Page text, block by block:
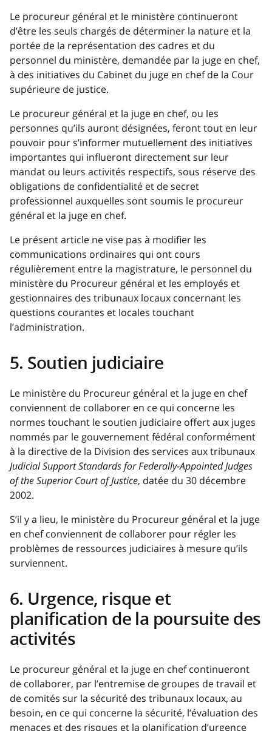
Le procureur général et le ministère continueront
d’être les seuls chargés de déterminer la nature et la
portée de la représentation des cadres et du
personnel du ministère, demandée par la juge en chef,
à des initiatives du Cabinet du juge en chef de la Cour
supérieure de justice.
Le procureur général et la juge en chef, ou les
personnes qu’ils auront désignées, feront tout en leur
pouvoir pour s’informer mutuellement des initiatives
importantes qui influeront directement sur leur
mandat ou leurs activités respectifs, sous réserve des
obligations de confidentialité et de secret
professionnel auxquelles sont soumis le procureur
général et la juge en chef.
Le présent article ne vise pas à modifier les
communications ordinaires qui ont cours
régulièrement entre la magistrature, le personnel du
ministère du Procureur général et les employés et
gestionnaires des tribunaux locaux concernant les
questions courantes et locales touchant
l’administration.
5. Soutien judiciaire
Le ministère du Procureur général et la juge en chef
conviennent de collaborer en ce qui concerne les
normes touchant le soutien judiciaire offert aux juges
nommés par le gouvernement fédéral conformément
à la directive de la Division des services aux tribunaux
Judicial Support Standards for Federally-Appointed Judges
of the Superior Court of Justice, datée du 30 décembre
2002.
S’il y a lieu, le ministère du Procureur général et la juge
en chef conviennent de collaborer pour régler les
problèmes de ressources judiciaires à mesure qu’ils
surviennent.
6. Urgence, risque et
planification de la poursuite des
activités
Le procureur général et la juge en chef continueront
de collaborer, par l’entremise de groupes de travail et
de comités sur la sécurité des tribunaux locaux, au
besoin, en ce qui concerne la sécurité, l’évaluation des
menaces et des risques et la planification d’urgence